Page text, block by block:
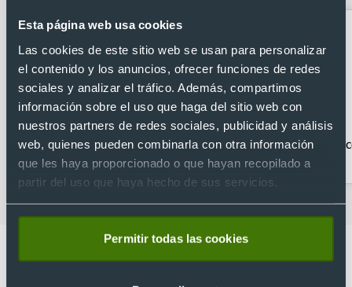
Esta página web usa cookies
Las cookies de este sitio web se usan para personalizar
el contenido y los anuncios, ofrecer funciones de redes
sociales y analizar el tráfico. Además, compartimos
información sobre el uso que haga del sitio web con
nuestros partners de redes sociales, publicidad y análisis
web, quienes pueden combinarla con otra información
que les haya proporcionado o que hayan recopilado a
partir del uso que haya hecho de sus servicios.
Permitir todas las cookies
Accesorios Tablet Gadgets para PC